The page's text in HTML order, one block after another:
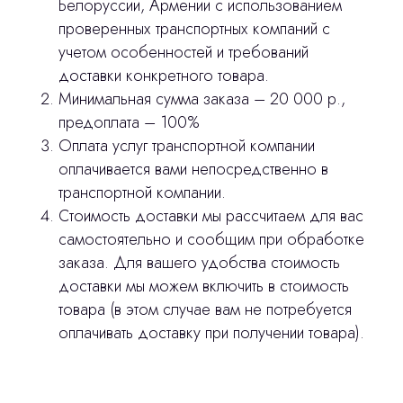
Белоруссии, Армении с использованием
проверенных транспортных компаний с
учетом особенностей и требований
доставки конкретного товара.
Минимальная сумма заказа – 20 000 р.,
предоплата – 100%
Оплата услуг транспортной компании
оплачивается вами непосредственно в
транспортной компании.
Стоимость доставки мы рассчитаем для вас
самостоятельно и сообщим при обработке
заказа. Для вашего удобства стоимость
доставки мы можем включить в стоимость
товара (в этом случае вам не потребуется
оплачивать доставку при получении товара).